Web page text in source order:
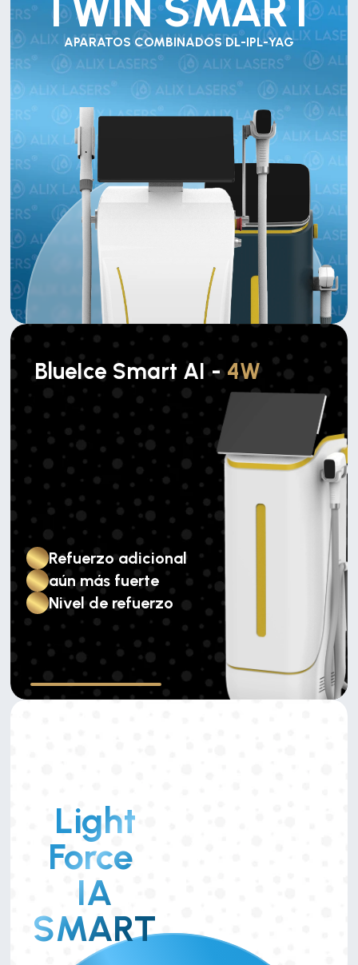
TWIN SMART
APARATOS COMBINADOS DL-IPL-YAG
BlueIce Smart AI - 4W
Refuerzo adicional
aún más fuerte
Nivel de refuerzo
Light
Force
IA
SMART